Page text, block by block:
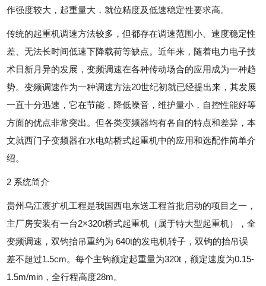
作强度较大，起重量大，就位精度及低速稳定性要求高。
传统的起重机调速方法较多，但都存在调速范围小、速度稳定性
差、无法长时间低速下降载荷等缺点。近年来，随着电力电子技
术日新月异的发展，变频调速在各种传动场合的应用成为一种趋
势。变频调速作为一种调速方法20世纪初就已经提出来，其发展
一直十分迅速，它在节能，降低噪音，维护量小，自控性能好等
方面的优点非常突出。但各类变频器均有各自的特点和差异，本
文就西门子变频器在水电站桥式起重机中的应用和选配作简单介
绍。
2 系统简介
贵州乌江渡扩机工程是我国西电东送工程首批启动的项目之一，
主厂房安装有一台2×320t桥式起重机（属于特大型起重机），全
变频调速，双钩抬吊重约为 640t的发电机转子，双钩的抬吊误
差不超过1.5cm。每个主钩额定起重量为320t，额定速度为0.15-
1.5m/min，全行程高度28m。